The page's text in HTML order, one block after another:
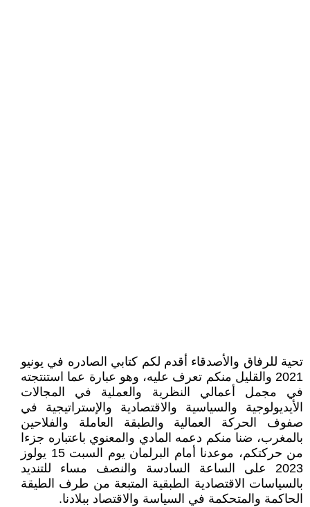
تحية للرفاق والأصدقاء أقدم لكم كتابي الصادره في يونيو
2021 والقليل منكم تعرف عليه، وهو عبارة عما استنتجته
في مجمل أعمالي النظرية والعملية في المجالات
الأيديولوجية والسياسية والاقتصادية والإستراتيجية في
صفوف الحركة العمالية والطبقة العاملة والفلاحين
بالمغرب، ضنا منكم دعمه المادي والمعنوي باعتباره جزءا
من حركتكم، موعدنا أمام البرلمان يوم السبت 15 يولوز
2023 على الساعة السادسة والنصف مساء للتنديد
بالسياسات الاقتصادية الطبقية المتبعة من طرف الطيقة
الحاكمة والمتحكمة في السياسة والاقتصاد ببلادنا.